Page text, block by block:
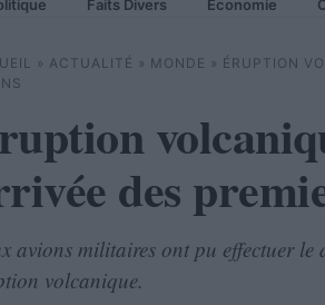
Faits Divers Economie
» ACTUALITÉ » MONDE » ÉRUPTION
des
avions militaires ont pu effectuer le
volcanique.